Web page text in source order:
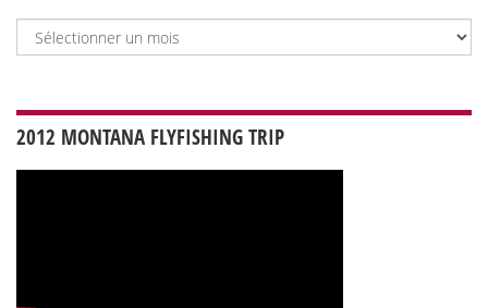
Archives
2012 MONTANA FLYFISHING TRIP